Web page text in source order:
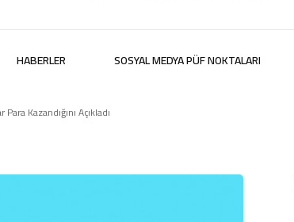
HABERLER SOSYAL MEDYA PÜF NOKTALARI
Kazandığını Açıkladı